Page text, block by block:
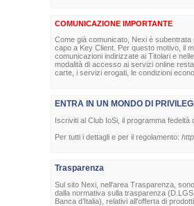
COMUNICAZIONE IMPORTANTE
Come già comunicato, Nexi è
capo a Key Client. Per questo motivo, il
comunicazioni indirizzate ai Titolari e
modalità di accesso ai servizi online
carte, i servizi erogati, le condizioni
ENTRA IN UN MONDO DI
Iscriviti al Club IoSi, il programma
Per tutti i dettagli e per il regolamento:
Trasparenza
Sul sito Nexi, nell'area Trasparenza,
dalla normativa sulla trasparenza
Banca d’Italia), relativi all'offerta di